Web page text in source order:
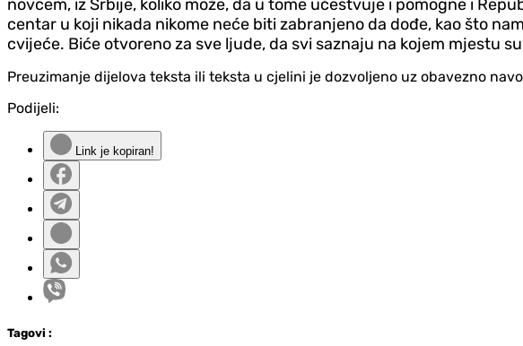
novcem, iz Srbije, koliko može, da u tome učestvuje i pomogne i
centar u koji nikada nikome neće biti zabranjeno da dođe, kao što
cvijeće. Biće otvoreno za sve ljude, da svi saznaju na kojem mjestu
Preuzimanje dijelova teksta ili teksta u cjelini je dozvoljeno uz obavezno
Podijeli:
Link je kopiran!
Tagovi :